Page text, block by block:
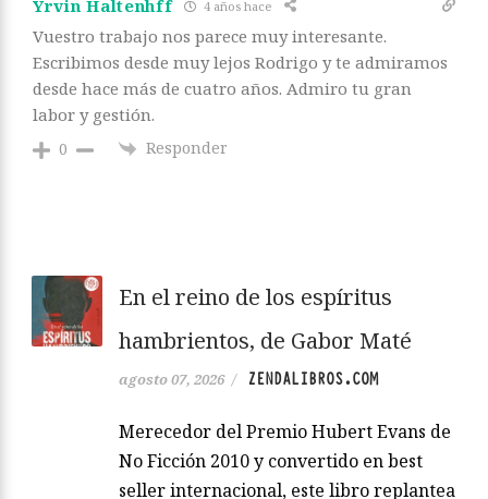
Yrvin Haltenhff 4 años hace
Vuestro trabajo nos parece muy interesante.
Escribimos desde muy lejos Rodrigo y te admiramos
desde hace más de cuatro años. Admiro tu gran
labor y gestión.
0 Responder
En el reino de los espíritus
hambrientos, de Gabor Maté
agosto 07, 2026 / ZENDALIBROS.COM
Merecedor del Premio Hubert Evans de
No Ficción 2010 y convertido en best
seller internacional, este libro replantea